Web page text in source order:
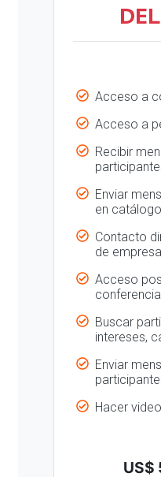
Acceso a
Acceso a
Recibir
Enviar
en catálogo
Contacto
de empresa
Acceso
Buscar
intereses,
Enviar
Hacer
US$